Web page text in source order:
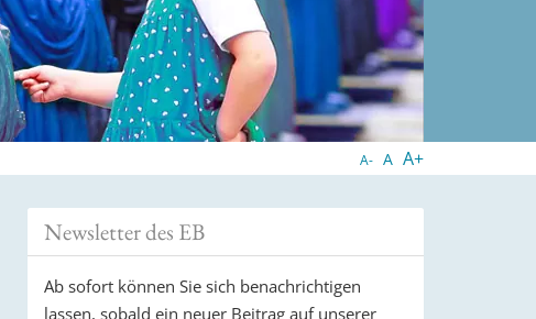
A- A A+
Newsletter des EB
Ab sofort können Sie sich benachrichtigen
lassen, sobald ein neuer Beitrag auf unserer